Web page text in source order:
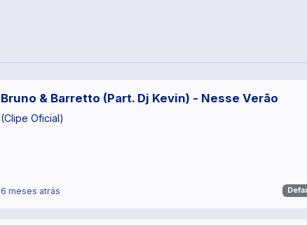
Bruno & Barretto (Part. Dj Kevin) - Nesse Verão
(Clipe Oficial)
6 meses atrás